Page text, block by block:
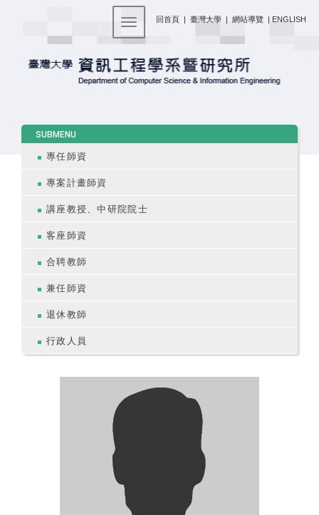
回首頁 | 臺灣大學 | 網站導覽 | ENGLISH
Toggle navigation
SUBMENU
專任師資
專案計畫師資
講座教授、中研院院士
客座師資
合聘教師
兼任師資
退休教師
行政人員